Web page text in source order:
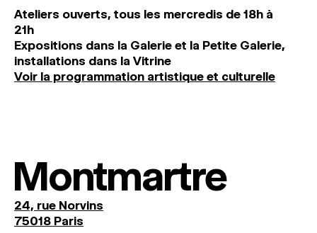
Ateliers ouverts, tous les mercredis de 18h à
21h
Expositions dans la Galerie et la Petite Galerie,
installations dans la Vitrine
Voir la programmation artistique et culturelle
Montmartre
24, rue Norvins
75018 Paris